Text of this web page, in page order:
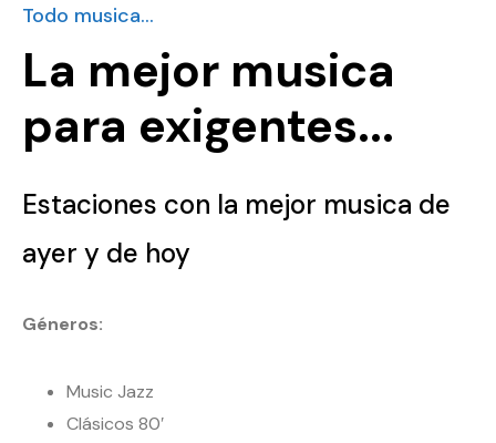
Todo musica...
La mejor musica
para exigentes...
Estaciones con la mejor musica de
ayer y de hoy
Géneros:
Music Jazz
Clásicos 80′